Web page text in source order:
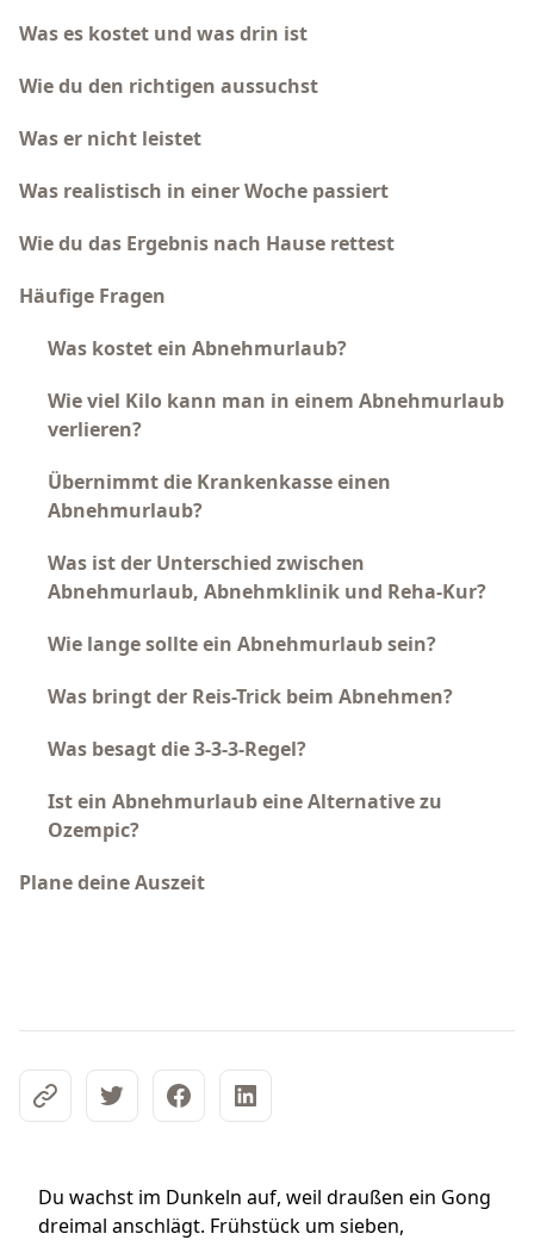
Was es kostet und was drin ist
Wie du den richtigen aussuchst
Was er nicht leistet
Was realistisch in einer Woche passiert
Wie du das Ergebnis nach Hause rettest
Häufige Fragen
Was kostet ein Abnehmurlaub?
Wie viel Kilo kann man in einem Abnehmurlaub
verlieren?
Übernimmt die Krankenkasse einen
Abnehmurlaub?
Was ist der Unterschied zwischen
Abnehmurlaub, Abnehmklinik und Reha-Kur?
Wie lange sollte ein Abnehmurlaub sein?
Was bringt der Reis-Trick beim Abnehmen?
Was besagt die 3-3-3-Regel?
Ist ein Abnehmurlaub eine Alternative zu
Ozempic?
Plane deine Auszeit
Du wachst im Dunkeln auf, weil draußen ein Gong
dreimal anschlägt. Frühstück um sieben,